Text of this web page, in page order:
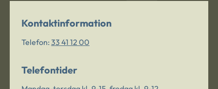
Kontaktinformation
Telefon: 33 41 12 00
Telefontider